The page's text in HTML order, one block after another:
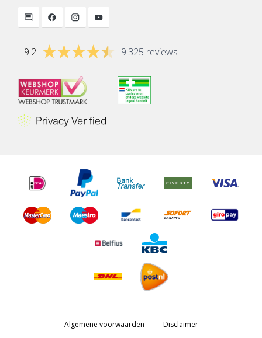
9.2 9.325 reviews
Algemene voorwaarden Disclaimer